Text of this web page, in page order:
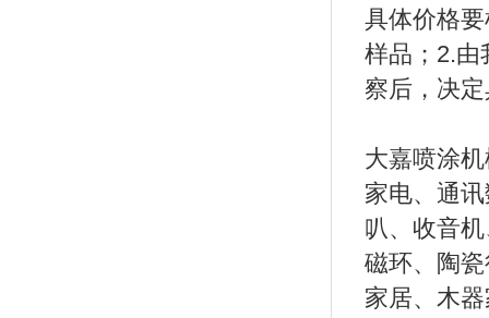
具体价格
样品；2.由
察后，决
大嘉喷涂
家电、通
叭、收音
磁环、陶
家居、木